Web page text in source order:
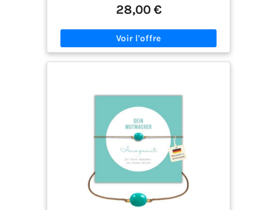
Disponible en plusieurs styles distincts, chacun
exprimant une identité forte: amazonite
obsidienne noire, turquoise africaine, turquoise
synthétique, onyx noir mat et onyx noir Finition
Longueur: 50cm Fermoir Résistant & Pratique: Le
fermoir OT, fabriqué en acier inoxydable de haute
qualité, offre une excellente résistance à l'usure, à
l'humidité et à l'oxydation. Il garantit une
fermeture fiable, facile à utiliser au quotidien,
tout en ajoutant une touche moderne et
masculine Polyvalence Stylistique: Ce collier perle
homme s'accorde aussi bien avec des tenues
décontractées qu'avec des ensembles plus
28,00 €